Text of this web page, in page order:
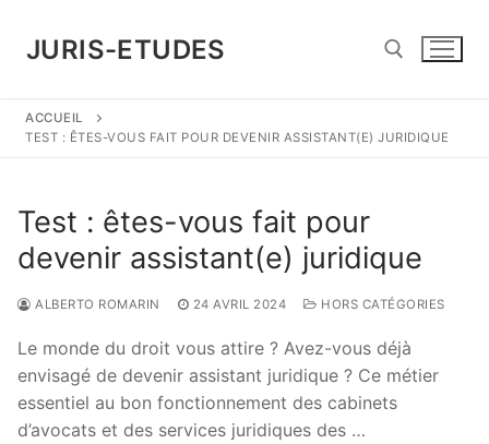
contenu
JURIS-ETUDES
Rechercher :
ACCUEIL
TEST : ÊTES-VOUS FAIT POUR DEVENIR ASSISTANT(E) JURIDIQUE
Test : êtes-vous fait pour
devenir assistant(e) juridique
ALBERTO ROMARIN 24 AVRIL 2024 HORS CATÉGORIES
Le monde du droit vous attire ? Avez-vous déjà
envisagé de devenir assistant juridique ? Ce métier
essentiel au bon fonctionnement des cabinets
d’avocats et des services juridiques des …